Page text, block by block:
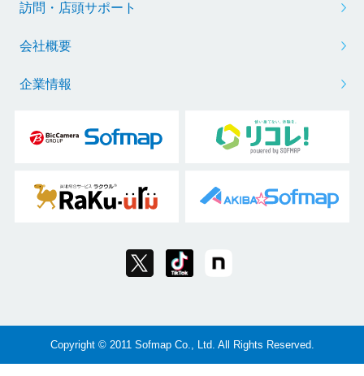
訪問・店頭サポート
会社概要
企業情報
Copyright © 2011 Sofmap Co., Ltd. All Rights Reserved.